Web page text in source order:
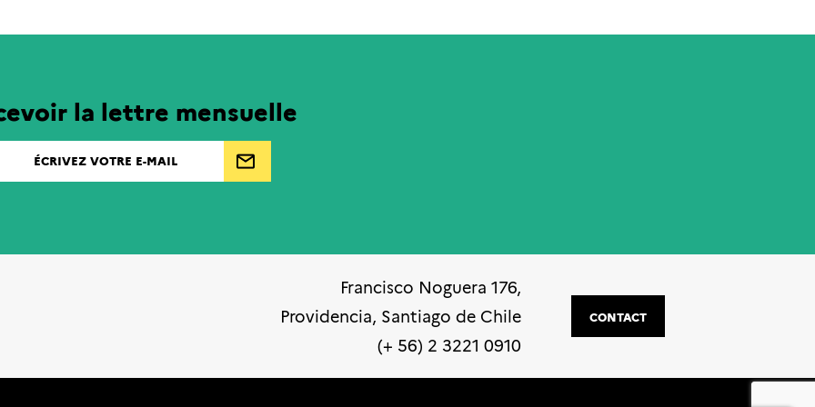
la lettre mensuelle
Francisco Noguera 176,
Providencia, Santiago de Chile
(+ 56) 2 3221 0910
CONTACT